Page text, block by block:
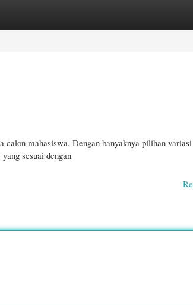
mahasiswa. Dengan banyaknya pilihan
sesuai dengan